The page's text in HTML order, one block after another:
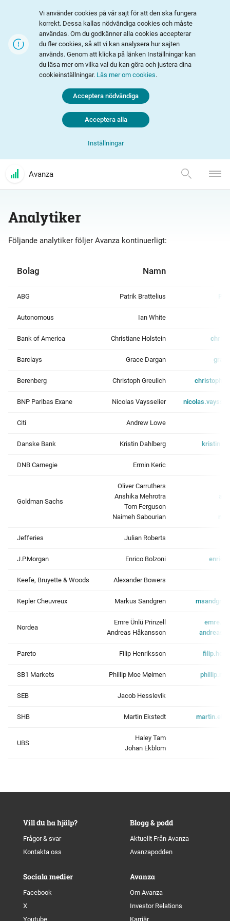
Vi använder cookies på vår sajt för att den ska fungera
korrekt. Dessa kallas nödvändiga cookies och måste
användas. Om du godkänner alla cookies accepterar
du fler cookies, så att vi kan analysera hur sajten
används. Genom att klicka på länken Inställningar kan
du läsa mer om vilka val du kan göra och justera dina
cookieinställningar. Läs mer om cookies.
Inställningar
Acceptera nödvändiga
Acceptera alla
Avanza
Analytiker
Följande analytiker följer Avanza kontinuerligt:
Bolag Namn
ABG Patrik Brattelius
Autonomous Ian White
Bank of America Christiane Holstein
Barclays Grace Dargan
Berenberg Christoph Greulich
BNP Paribas Exane Nicolas Vaysselier
Citi Andrew Lowe
Danske Bank Kristin Dahlberg
DNB Carnegie Ermin Keric
Goldman Sachs
Oliver Carruthers
Anshika Mehrotra
Tom Ferguson
Naimeh Sabourian
Jefferies Julian Roberts
J.P.Morgan Enrico Bolzoni
Keefe, Bruyette & Woods Alexander Bowers
Kepler Cheuvreux Markus Sandgren
Nordea
Emre Ünlü Prinzell
Andreas Håkansson
Pareto Filip Henriksson
SB1 Markets Phillip Moe Mølmen
SEB Jacob Hesslevik
SHB Martin Ekstedt
UBS
Haley Tam
Johan Ekblom
Vill du ha hjälp?
Frågor & svar
Kontakta oss
Blogg & podd
Aktuellt Från Avanza
Avanzapodden
Sociala medier
Facebook
X
Youtube
Avanza
Om Avanza
Investor Relations
Karriär